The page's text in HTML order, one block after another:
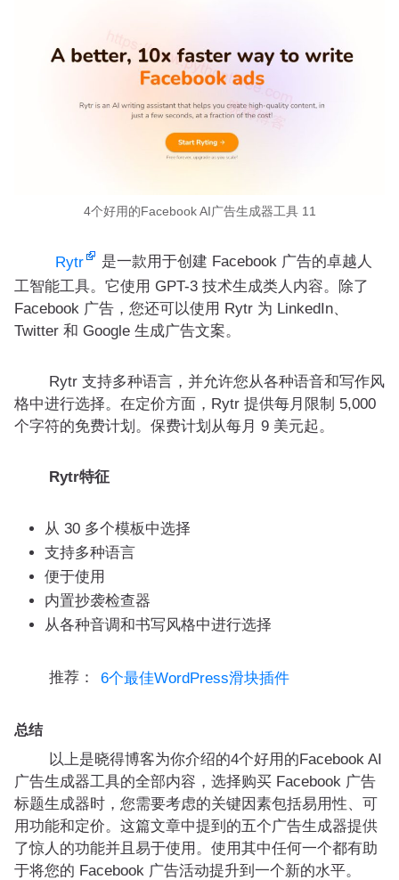
4个好用的Facebook AI广告生成器工具 11
Rytr
是一款用于创建 Facebook 广告的卓越人
工智能工具。它使用 GPT-3 技术生成类人内容。除了
Facebook 广告，您还可以使用 Rytr 为 LinkedIn、
Twitter 和 Google 生成广告文案。
Rytr 支持多种语言，并允许您从各种语音和写作风
格中进行选择。在定价方面，Rytr 提供每月限制 5,000
个字符的免费计划。保费计划从每月 9 美元起。
Rytr特征
从 30 多个模板中选择
支持多种语言
便于使用
内置抄袭检查器
从各种音调和书写风格中进行选择
推荐： 6个最佳WordPress滑块插件
总结
以上是晓得博客为你介绍的4个好用的Facebook AI
广告生成器工具的全部内容，选择购买 Facebook 广告
标题生成器时，您需要考虑的关键因素包括易用性、可
用功能和定价。这篇文章中提到的五个广告生成器提供
了惊人的功能并且易于使用。使用其中任何一个都有助
于将您的 Facebook 广告活动提升到一个新的水平。